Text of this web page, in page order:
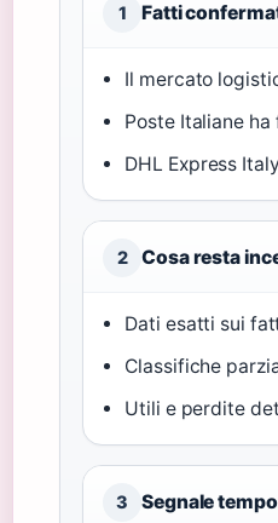
1 Fatti
Il mercato
Poste Italiane ha
DHL Express
2 Cosa resta
Dati esatti sui
Classifiche
Utili e perdite
3 Segnale